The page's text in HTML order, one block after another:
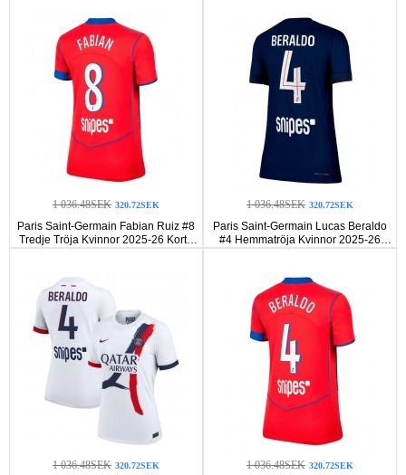
1 036.48SEK 320.72SEK
Paris Saint-Germain Fabian Ruiz #8
Tredje Tröja Kvinnor 2025-26 Korta
ärmar
1 036.48SEK 320.72SEK
Paris Saint-Germain Lucas Beraldo
#4 Hemmatröja Kvinnor 2025-26
Korta ärmar
1 036.48SEK 320.72SEK 1 036.48SEK 320.72SEK